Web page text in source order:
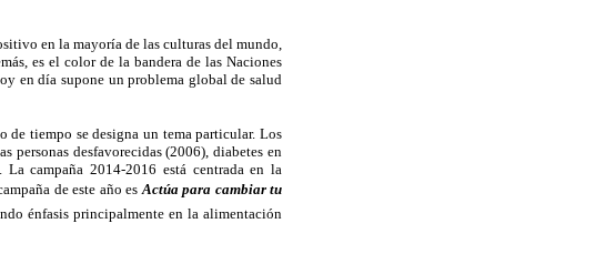
en la mayoría de las culturas del mundo,
es el color de la bandera de las Naciones
en día supone un problema global de salud
de tiempo se designa un tema particular. Los
desfavorecidas (2006), diabetes en
campaña 2014-2016 está centrada en la
de este año es Actúa para cambiar tu
énfasis principalmente en la alimentación